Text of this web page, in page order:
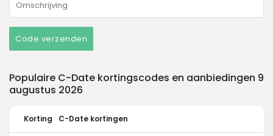
Code verzenden
Populaire C-Date kortingscodes en aanbiedingen 9
augustus 2026
Korting C-Date kortingen